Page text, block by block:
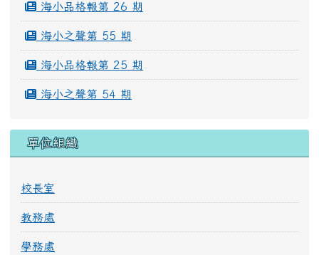
海小品格報第 26 期
海小之聲第 55 期
海小品格報第 25 期
海小之聲第 54 期
單位組織
校長室
教務處
學務處